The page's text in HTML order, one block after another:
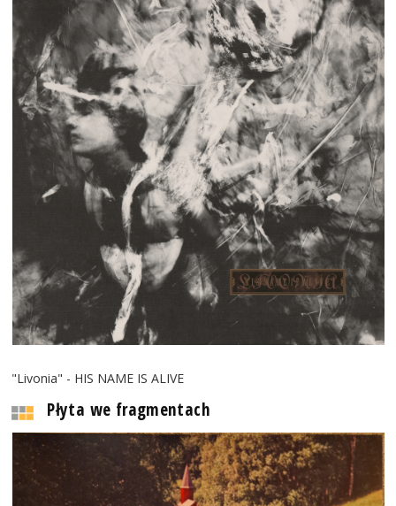
"Livonia" - HIS NAME IS ALIVE
Płyta we fragmentach